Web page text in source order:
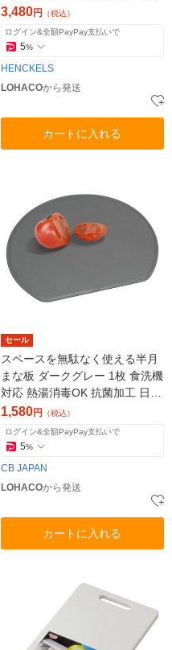
ケルス
3,480円 （税込）
ログイン&全額PayPay支払いで
5%
HENCKELS
LOHACOから発送
カートに入れる
セール
スペースを無駄なく使える半月
まな板 ダークグレー 1枚 食洗機
対応 熱湯消毒OK 抗菌加工 日本
製 シービージャパン(CB JAPA
N)
1,580円 （税込）
ログイン&全額PayPay支払いで
5%
CB JAPAN
LOHACOから発送
カートに入れる